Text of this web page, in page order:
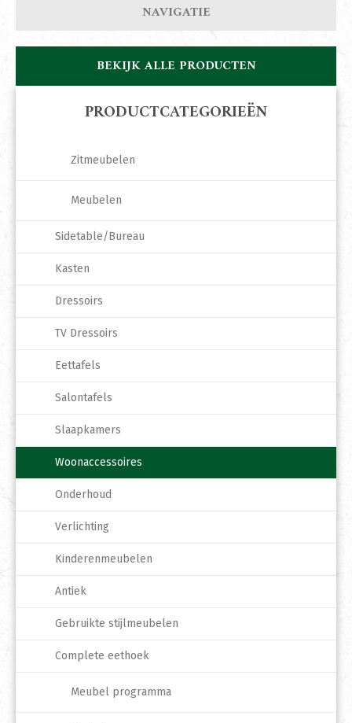
NAVIGATIE
BEKIJK ALLE PRODUCTEN
PRODUCTCATEGORIEËN
Zitmeubelen
Meubelen
Sidetable/Bureau
Kasten
Dressoirs
TV Dressoirs
Eettafels
Salontafels
Slaapkamers
Woonaccessoires
Onderhoud
Verlichting
Kinderenmeubelen
Antiek
Gebruikte stijlmeubelen
Complete eethoek
Meubel programma